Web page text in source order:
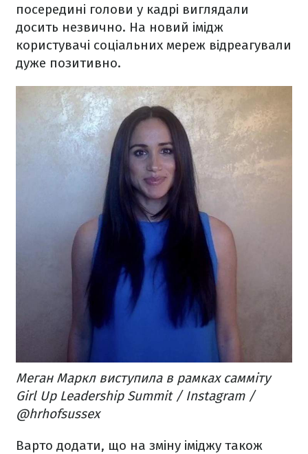
посередині голови у кадрі виглядали
досить незвично. На новий імідж
користувачі соціальних мереж відреагували
дуже позитивно.
Меган Маркл виступила в рамках самміту
Girl Up Leadership Summit / Instagram /
@hrhofsussex
Варто додати, що на зміну іміджу також